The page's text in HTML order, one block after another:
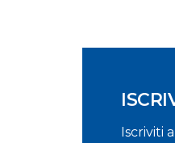
Iscriviti